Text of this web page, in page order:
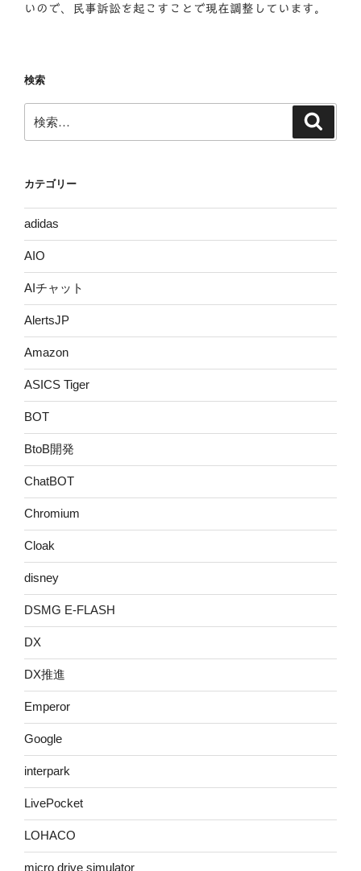
いので、民事訴訟を起こすことで現在調整しています。
検索
索:
カテゴリー
adidas
AIO
AIチャット
AlertsJP
Amazon
ASICS Tiger
BOT
BtoB開発
ChatBOT
Chromium
Cloak
disney
DSMG E-FLASH
DX
DX推進
Emperor
Google
interpark
LivePocket
LOHACO
micro drive simulator